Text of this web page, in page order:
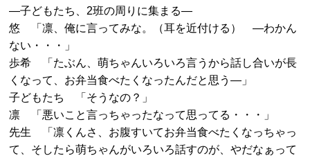
―子どもたち、2班の周りに集まる―
悠 「凛、俺に言ってみな。（耳を近付ける） ―わかん
ない・・・」
歩希 「たぶん、萌ちゃんいろいろ言うから話し合いが長
くなって、お弁当食べたくなったんだと思う―」
子どもたち 「そうなの？」
凛 「悪いこと言っちゃったなって思ってる・・・」
先生 「凛くんさ、お腹すいてお弁当食べたくなっちゃっ
て、そしたら萌ちゃんがいろいろ話すのが、やだなぁって